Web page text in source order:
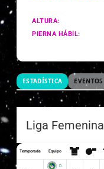
ALTURA:
PIERNA HÁBIL:
ESTADÍSTICA EVENTOS
Liga Femenina
Temporada Equipo
D.